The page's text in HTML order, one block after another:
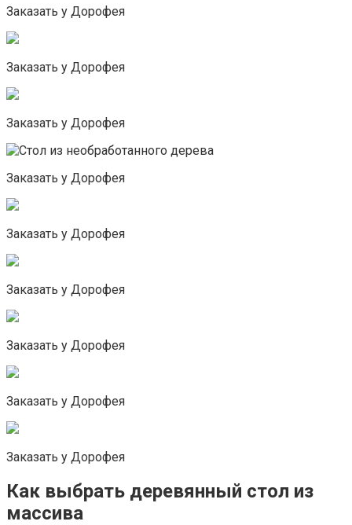
Заказать у Дорофея
Заказать у Дорофея
Заказать у Дорофея
Заказать у Дорофея
Заказать у Дорофея
Заказать у Дорофея
Заказать у Дорофея
Заказать у Дорофея
Заказать у Дорофея
Как выбрать деревянный стол из
массива